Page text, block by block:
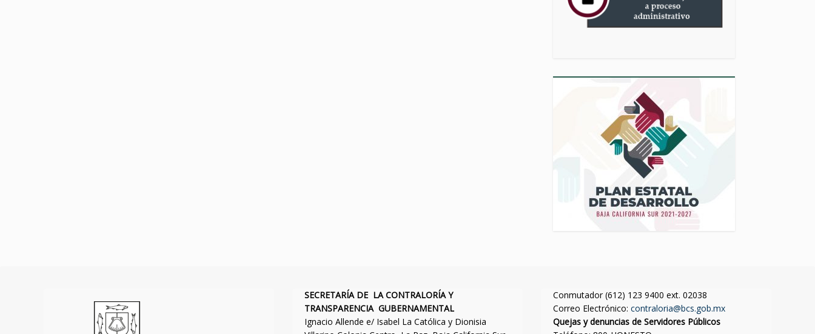
SECRETARÍA DE LA CONTRALORÍA Y
TRANSPARENCIA GUBERNAMENTAL
Ignacio Allende e/ Isabel La Católica y Dionisia
Conmutador (612) 123 9400 ext. 02038
Correo Electrónico:contraloria@bcs.gob.mx
Quejas y denuncias de Servidores Públicos